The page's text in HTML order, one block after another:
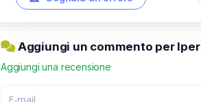
Aggiungi un commento per
Aggiungi una recensione